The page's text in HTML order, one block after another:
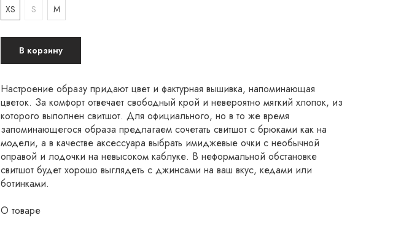
XS
S M
В корзину
Настроение образу придают цвет и фактурная вышивка, напоминающая
цветок. За комфорт отвечает свободный крой и невероятно мягкий хлопок, из
которого выполнен свитшот. Для официального, но в то же время
запоминающегося образа предлагаем сочетать свитшот с брюками как на
модели, а в качестве аксессуара выбрать имиджевые очки с необычной
оправой и лодочки на невысоком каблуке. В неформальной обстановке
свитшот будет хорошо выглядеть с джинсами на ваш вкус, кедами или
ботинками.
О товаре